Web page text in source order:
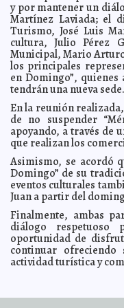
para defender la dignidad
Briceño Sánchez
2024-05-08 19:32:08 IMEF otorga
Martínez Castillo Kamila López
2024-05-08 19:28:36 Innovación,
empoderamiento de las
2024-05-08 19:22:47 Canirac
con campaña de “café gratis”
2024-05-08 19:21:08 El Alcalde
séptima edición de La
Kamila López
2024-05-08 19:18:48 El
acercar los servicios
2024-05-02 19:27:57 Anuncia
para mantener la
2024-05-02 18:19:01 El
lograr la meta de Rezago
2024-05-02 17:29:43 Canirac
Barrera y Cecilia Patrón
2024-04-28 19:43:25 El
sociedad para garantizar la
en sus módulos de
y por mantener un
Martínez Laviada; el
Turismo, José Luis
cultura, Julio Pérez
Municipal, Mario
los principales
en Domingo”,
tendrán una nueva sede.
En la reunión
de no suspender
apoyando, a través de
que realizan los
Asimismo, se acordó
Domingo” de su
eventos culturales
Juan a partir del
Finalmente, ambas
diálogo
oportunidad de
continuar
actividad turística y